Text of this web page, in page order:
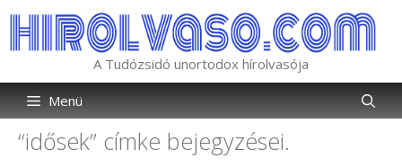
tartalomba
A Tudózsidó unortodox hírolvasója
Menü
“idősek” címke bejegyzései.